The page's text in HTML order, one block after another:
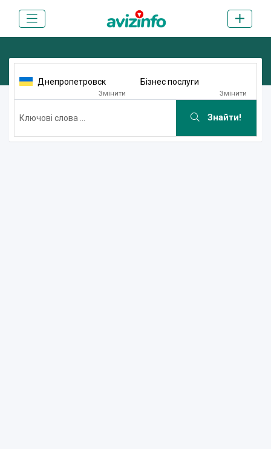
Днепропетровск
Змінити
Бізнес послуги
Змінити
Знайти!